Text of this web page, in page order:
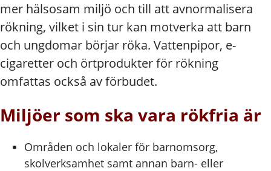
mer hälsosam miljö och till att avnormalisera
rökning, vilket i sin tur kan motverka att barn
och ungdomar börjar röka. Vattenpipor, e-
cigaretter och örtprodukter för rökning
omfattas också av förbudet.
Miljöer som ska vara rökfria är
Områden och lokaler för barnomsorg,
skolverksamhet samt annan barn- eller